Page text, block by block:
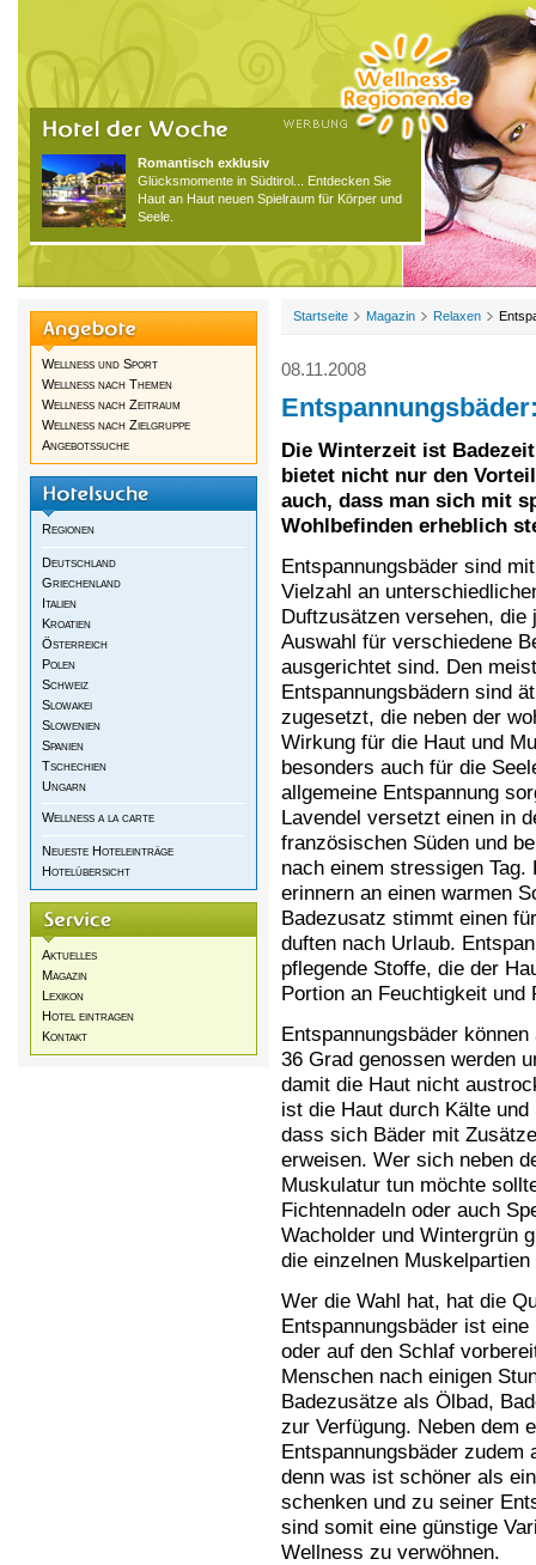
Romantisch exklusiv
Glücksmomente in Südtirol... Entdecken Sie
Haut an Haut neuen Spielraum für Körper und
Seele.
Wellness und Sport
Wellness nach Themen
Wellness nach Zeitraum
Wellness nach Zielgruppe
Angebotssuche
Regionen
Deutschland
Griechenland
Italien
Kroatien
Österreich
Polen
Schweiz
Slowakei
Slowenien
Spanien
Tschechien
Ungarn
Wellness a la carte
Neueste Hoteleinträge
Hotelübersicht
Aktuelles
Magazin
Lexikon
Hotel eintragen
Kontakt
Startseite Magazin Relaxen
08.11.2008
Die Winterzeit ist
bietet nicht nur den
auch, dass man sich mit
Wohlbefinden erheblich
Entspannungsbäder sind
Vielzahl an
Duftzusätzen versehen, die
Auswahl für verschiedene
ausgerichtet sind. Den
Entspannungsbädern sind
zugesetzt, die neben der
Wirkung für die Haut und
besonders auch für die
allgemeine Entspannung
Lavendel versetzt einen in
französischen Süden und
nach einem stressigen
erinnern an einen warmen
Badezusatz stimmt einen
duften nach Urlaub.
pflegende Stoffe, die der
Portion an Feuchtigkeit und
Entspannungsbäder
36 Grad genossen werden
damit die Haut nicht
ist die Haut durch Kälte
dass sich Bäder mit
erweisen. Wer sich neben
Muskulatur tun möchte
Fichtennadeln oder auch
Wacholder und Wintergrün
die einzelnen Muskelpartien
Wer die Wahl hat, hat die
Entspannungsbäder ist
oder auf den Schlaf
Menschen nach einigen
Badezusätze als Ölbad,
zur Verfügung. Neben dem
Entspannungsbäder
denn was ist schöner als
schenken und zu seiner
sind somit eine günstige
Wellness zu verwöhnen.